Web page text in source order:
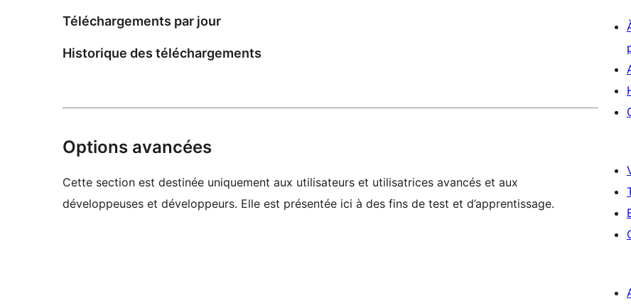
Téléchargements par jour
Historique des téléchargements
Options avancées
Cette section est destinée uniquement aux utilisateurs et utilisatrices avancés et aux
développeuses et développeurs. Elle est présentée ici à des fins de test et d’apprentissage.